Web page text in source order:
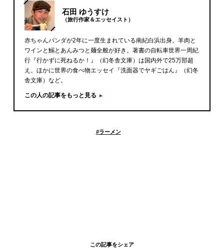
石田 ゆうすけ
（旅行作家＆エッセイスト）
赤ちゃんパンダが2年に一度生まれている南紀白浜出身。羊肉と
ワインと鰯とあんみつと麺全般が好き。著書の自転車世界一周紀
行『行かずに死ねるか！』（幻冬舎文庫）は国内外で25万部超
え。ほかに世界の食べ物エッセイ『洗面器でヤギごはん』（幻冬
舎文庫）など。
この人の記事をもっと見る
#ラーメン
この記事をシェア